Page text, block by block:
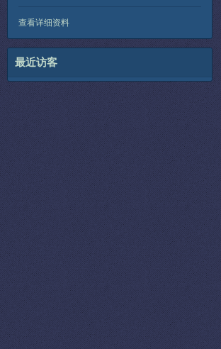
查看详细资料
最近访客